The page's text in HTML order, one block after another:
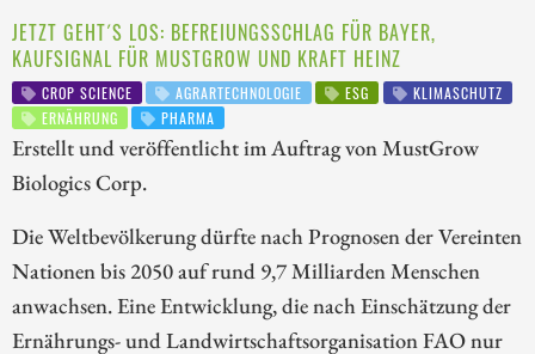
JETZT GEHT´S LOS: BEFREIUNGSSCHLAG FÜR BAYER,
KAUFSIGNAL FÜR MUSTGROW UND KRAFT HEINZ
CROP SCIENCE AGRARTECHNOLOGIE ESG
KLIMASCHUTZ
ERNÄHRUNG
PHARMA
Erstellt und veröffentlicht im Auftrag von MustGrow
Biologics Corp.
Die Weltbevölkerung dürfte nach Prognosen der Vereinten
Nationen bis 2050 auf rund 9,7 Milliarden Menschen
anwachsen. Eine Entwicklung, die nach Einschätzung der
Ernährungs- und Landwirtschaftsorganisation FAO nur